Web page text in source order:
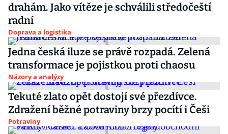
drahám. Jako vítěze je schválili středočeští
radní
Doprava a logistika
Jedna česká iluze se právě rozpadá. Zelená
transformace je pojistkou proti chaosu
Názory a analýzy
Tekuté zlato opět dostojí své přezdívce.
Zdražení běžné potraviny brzy pocítí i Češi
Potraviny